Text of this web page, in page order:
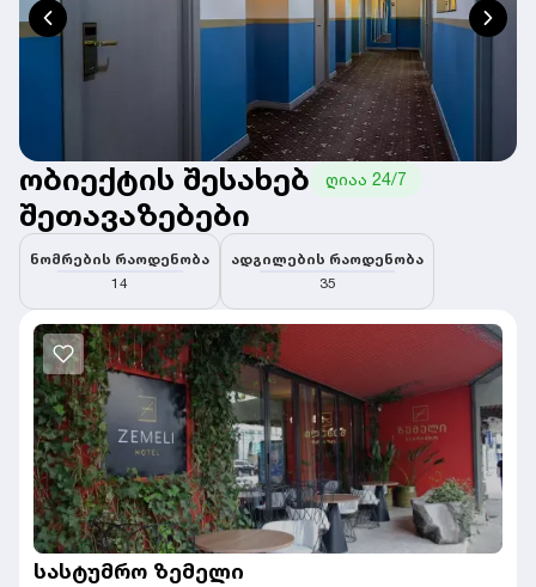
ობიექტის შესახებ ღიაა 24/7
შეთავაზებები
ნომრების რაოდენობა
14
ადგილების რაოდენობა
35
სასტუმრო ზემელი